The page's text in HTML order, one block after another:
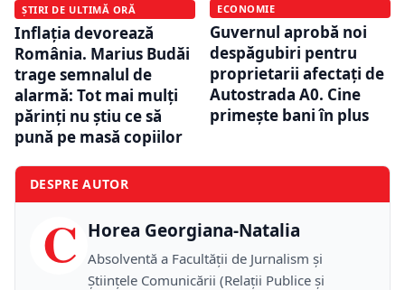
ȘTIRI DE ULTIMĂ ORĂ
Inflația devorează
România. Marius Budăi
trage semnalul de
alarmă: Tot mai mulți
părinți nu știu ce să
pună pe masă copiilor
ECONOMIE
Guvernul aprobă noi
despăgubiri pentru
proprietarii afectați de
Autostrada A0. Cine
primește bani în plus
DESPRE AUTOR
C Horea Georgiana-Natalia
Absolventă a Facultății de Jurnalism și
Științele Comunicării (Relații Publice și